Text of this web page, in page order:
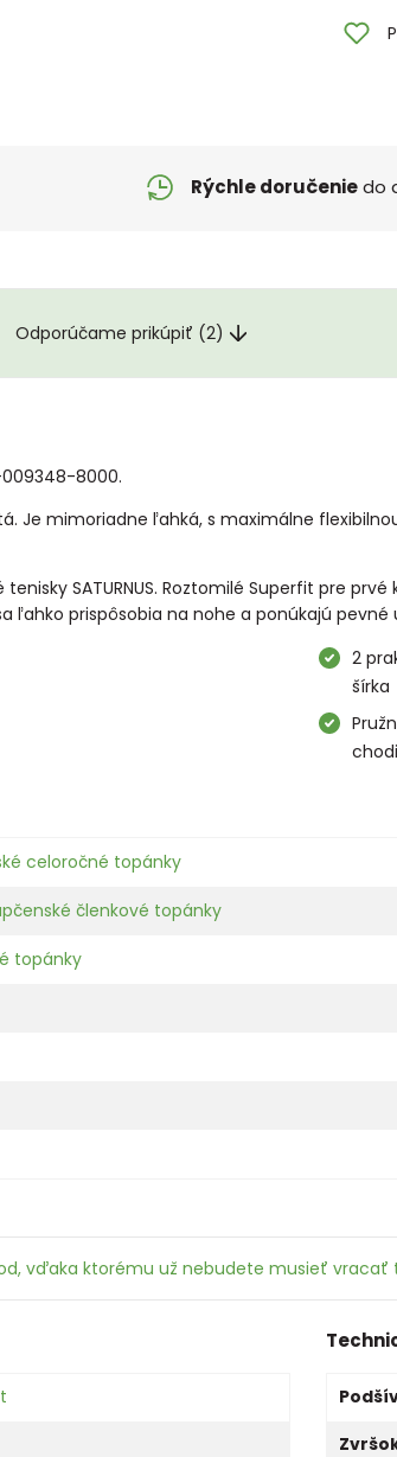
Rýchle doručeniedo
Odporúčame prikúpiť (2)
009348-8000.
Je mimoriadne ľahká, s maximálne
SATURNUS. Roztomilé Superfit pre
ľahko prispôsobia na nohe a ponúkajú pevné
2
šírka
celoročné topánky
členkové topánky
topánky
vďaka ktorému už nebudete musieť vracať